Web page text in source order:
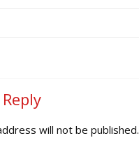
will not be published.